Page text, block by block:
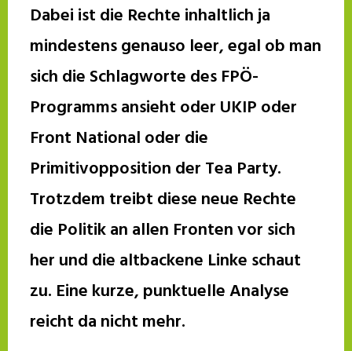
Dabei ist die Rechte inhaltlich ja
mindestens genauso leer, egal ob man
sich die Schlagworte des FPÖ-
Programms ansieht oder UKIP oder
Front National oder die
Primitivopposition der Tea Party.
Trotzdem treibt diese neue Rechte
die Politik an allen Fronten vor sich
her und die altbackene Linke schaut
zu. Eine kurze, punktuelle Analyse
reicht da nicht mehr.